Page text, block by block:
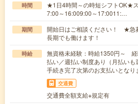
時間
★1日4時間～の時短シフトOK★
7:00～16:009:00～17:0011:…
期間
開始日はご相談ください！ ★急
長期でも働けます！
時給
無資格未経験：時給1350円～
払い／週払い制度あり（月払い
手続き完了次第のお支払いとなり
交通費
交通費全額支給※規定有